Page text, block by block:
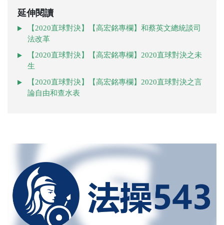
延伸閱讀
【2020直球對決】【高宏銘專欄】和蔡英文總統談司
法改革
【2020直球對決】【高宏銘專欄】2020直球對決之未
生
【2020直球對決】【高宏銘專欄】2020直球對決之言
論自由和查水表